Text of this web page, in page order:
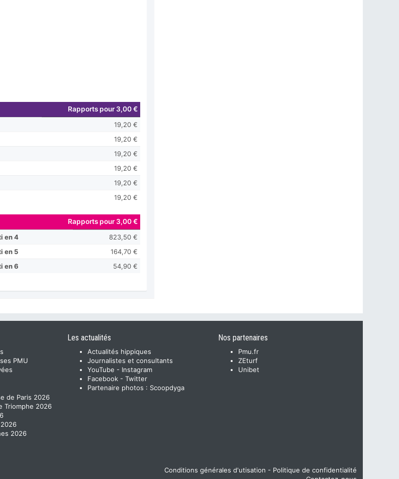
Rapports pour 3,00 €
19,20 €
19,20 €
19,20 €
19,20 €
19,20 €
19,20 €
Rapports pour 3,00 €
en 4
823,50 €
en 5
164,70 €
en 6
54,90 €
PMU
de Paris 2026
Triomphe 2026
2026
Les actualités
Actualités hippiques
Journalistes et consultants
YouTube - Instagram
Facebook - Twitter
Partenaire photos : Scoopdyga
Nos partenaires
Pmu.fr
ZEturf
Unibet
Conditions générales d'utisation - Politique de confidentialité